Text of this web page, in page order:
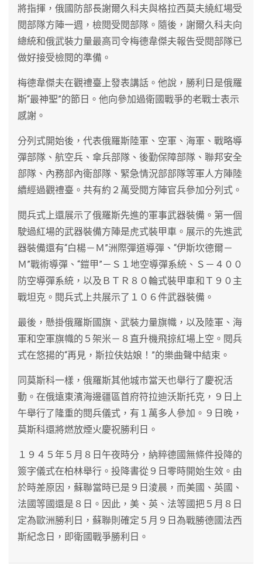
將指揮，俄國防部長謝爾久科夫與格拉西莫夫繞紅場受
閱部隊方陣一週，檢閱受閱部隊。隨後，謝爾久科夫向
總統和俄武裝力量最高司令梅德韋傑夫報告受閱部隊已
做好接受檢閱的準備。
梅德韋傑夫在觀禮臺上發表講話。他說，勝利日是俄羅
斯“最神聖”的節日。他向參加過衛國戰爭的老戰士表示
感謝。
分列式開始後，代表俄羅斯陸軍、空軍、海軍、戰略導
彈部隊、航空兵、傘兵部隊、後勤保障部隊、聯邦安全
部隊、內務部內衛部隊、緊急情況部部隊等軍人方陣陸
續經過觀禮臺。共有約２萬受閱方陣官兵參加分列式。
閱兵式上還展示了俄羅斯先進的軍事武器裝備。第一個
駛過紅場的武器裝備方陣是虎式裝甲車。展示的先進武
器裝備還有“白楊－Ｍ”洲際彈道導彈、“伊斯坎德爾－
Ｍ”戰術導彈、“鎧甲”－Ｓ１地空導彈系統、Ｓ－４００
防空導彈系統，以及ＢＴＲ８０輪式裝甲車和Ｔ９０主
戰坦克。閱兵式上共展示了１０６件武器裝備。
最後，懸掛俄羅斯國旗、武裝力量旗幟，以及陸軍、海
軍和空軍旗幟的５架米－８直升機飛掠紅場上空。閱兵
式在悠揚的“再見，斯拉伕姑娘！”的樂曲聲中結束。
同莫斯科一樣，俄羅斯其他城市當天也舉行了慶祝活
動。在俄遠東濱海邊疆區首府符拉迪沃斯托克，９日上
午舉行了隆重的閱兵儀式，有１萬多人參加。９日晚，
莫斯科還將燃放煙火慶祝勝利日。
１９４５年５月８日午夜時分，納粹德國無條件投降的
簽字儀式在柏林舉行。投降書從９日零時開始生效。由
於時差原因，蘇聯當時已是９日淩晨，而美國、英國、
法國等國還是８日。因此，美、英、法等國把５月８日
定為歐洲勝利日，蘇聯則確定５月９日為戰勝德國法西
斯紀念日，即衛國戰爭勝利日。